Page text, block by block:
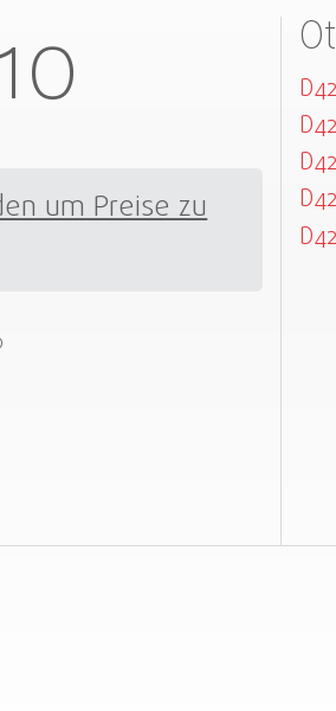
um Preise zu